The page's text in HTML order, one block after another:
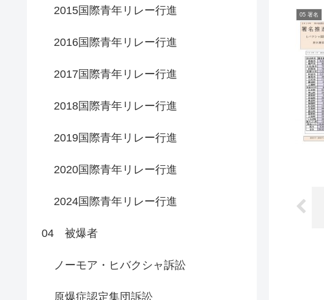
05 署名
2015国際青年リレー行進
2016国際青年リレー行進
2017国際青年リレー行進
2018国際青年リレー行進
2019国際青年リレー行進
2020国際青年リレー行進
2024国際青年リレー行進
04 被爆者
ノーモア・ヒバクシャ訴訟
原爆症認定集団訴訟